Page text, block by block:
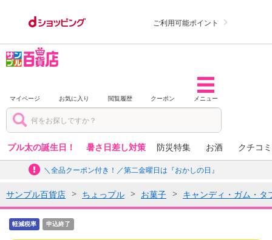
ご利用可能ポイント
マイページ お気に入り 閲覧履歴 クーポン メニュー
プル太の誕生日！ 暑さ日差し対策 防災特集 お酒 クチコ
＼全品クーポン付き！／第二金曜日は『おかしの日』
サンプル百貨店 ちょっプル お菓子 キャンディ・ガム・タ
軽減税率 申込終了